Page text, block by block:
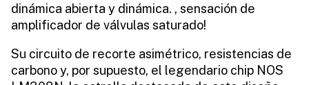
dinámica abierta y dinámica. , sensación de
amplificador de válvulas saturado!
Su circuito de recorte asimétrico, resistencias de
carbono y, por supuesto, el legendario chip NOS